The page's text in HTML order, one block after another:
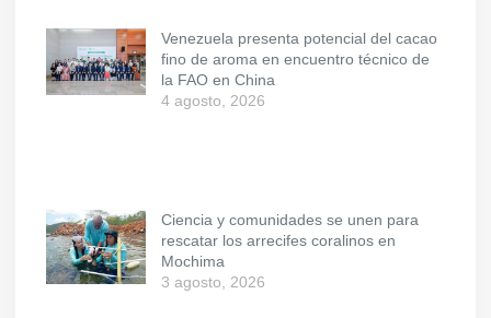
Venezuela presenta potencial del cacao
fino de aroma en encuentro técnico de
la FAO en China
4 agosto, 2026
Ciencia y comunidades se unen para
rescatar los arrecifes coralinos en
Mochima
3 agosto, 2026